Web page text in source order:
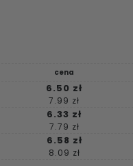
cena
6.50 zł
7.99 zł
6.33 zł
7.79 zł
6.58 zł
8.09 zł